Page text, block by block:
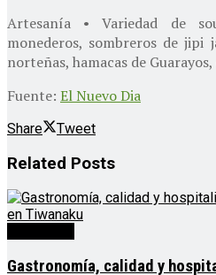
Artesanía • Variedad de
monederos, sombreros de jipi
norteñas, hamacas de
Fuente: El Nuevo Dia
Share Tweet
Related Posts
Gastronomía, calidad y